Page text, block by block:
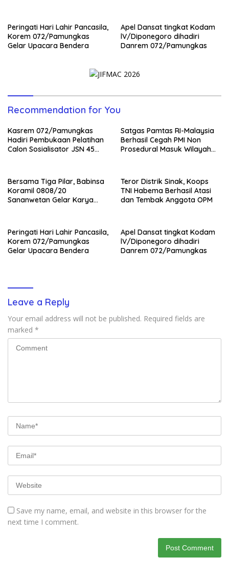
Peringati Hari Lahir Pancasila,
Korem 072/Pamungkas
Gelar Upacara Bendera
Apel Dansat tingkat Kodam
lV/Diponegoro dihadiri
Danrem 072/Pamungkas
Recommendation for You
Kasrem 072/Pamungkas
Hadiri Pembukaan Pelatihan
Calon Sosialisator JSN 45
Satgas Pamtas RI-Malaysia
Berhasil Cegah PMI Non
Prosedural Masuk Wilayah
Bersama Tiga Pilar, Babinsa
Koramil 0808/20
Sananwetan Gelar Karya
Teror Distrik Sinak, Koops
TNI Habema Berhasil Atasi
dan Tembak Anggota OPM
Peringati Hari Lahir Pancasila,
Korem 072/Pamungkas
Gelar Upacara Bendera
Apel Dansat tingkat Kodam
lV/Diponegoro dihadiri
Danrem 072/Pamungkas
Leave a Reply
Your email address will not be published. Required fields are
marked *
Save my name, email, and website in this browser for the
next time I comment.